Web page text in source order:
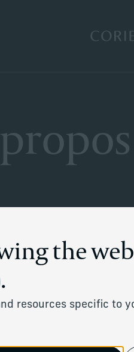
Retour à la
the
resources specific to
direction